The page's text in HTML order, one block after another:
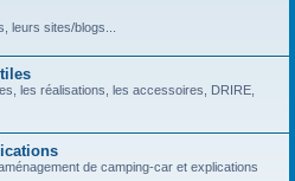
leurs sites/blogs...
les réalisations, les accessoires, DRIRE,
de camping-car et explications